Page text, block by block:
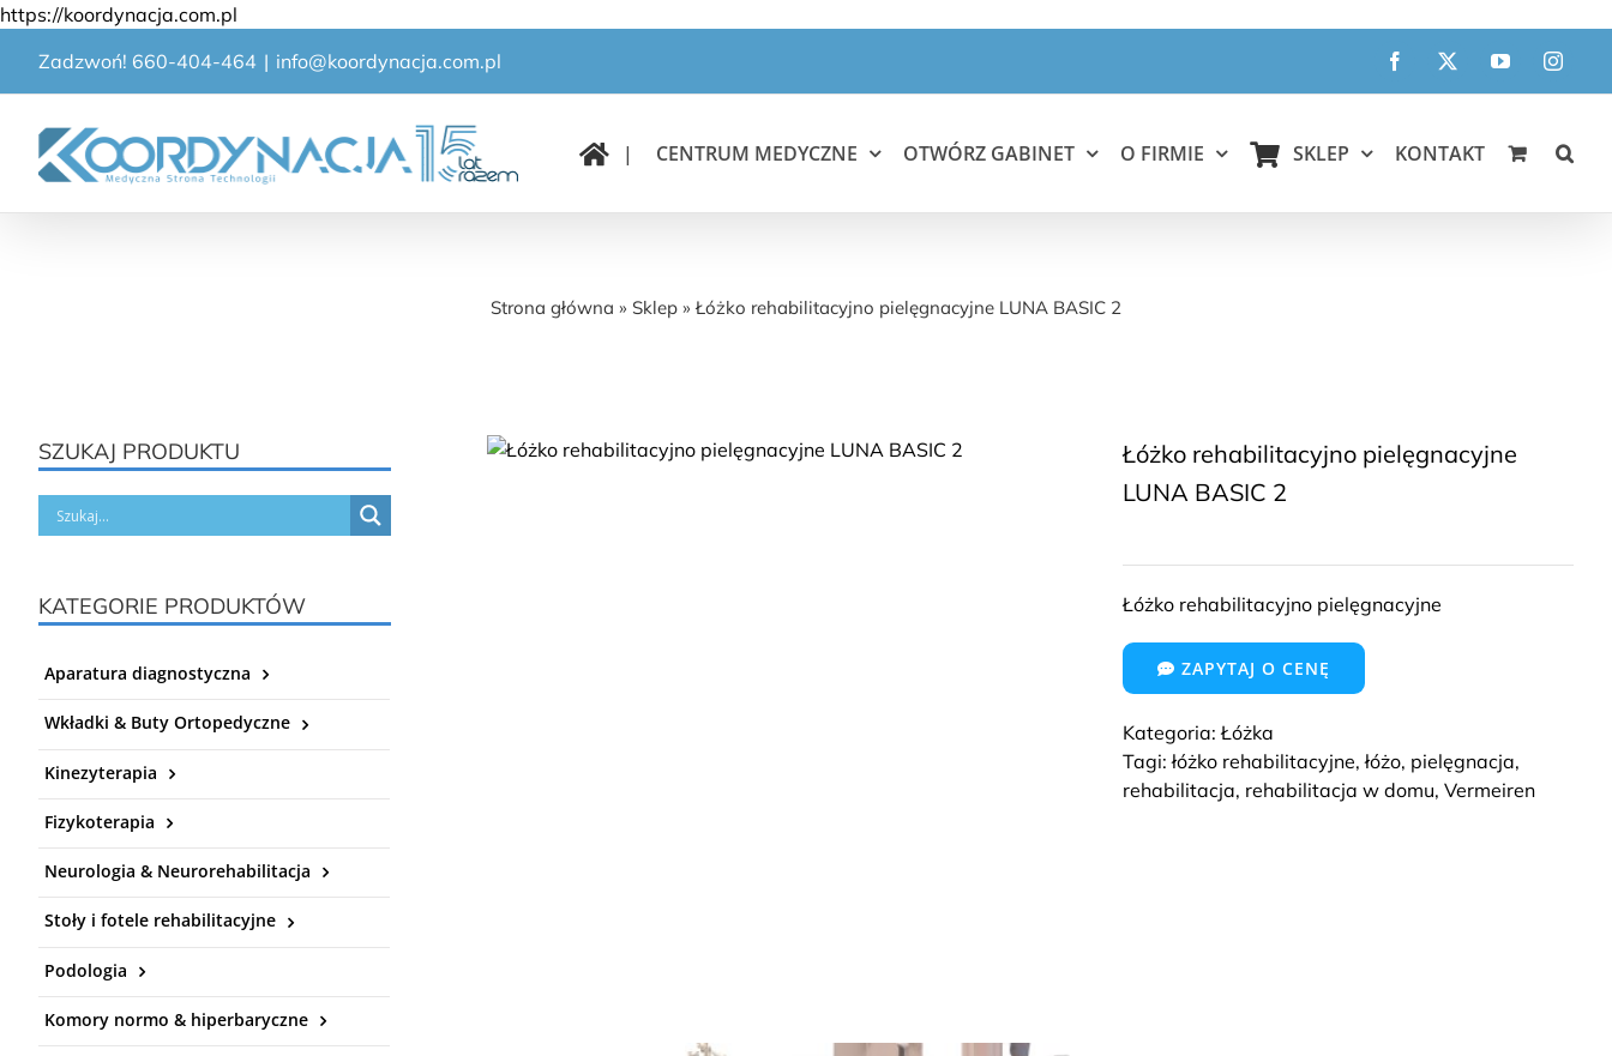
https://koordynacja.com.pl
zawartości
Zadzwoń! 660-404-464 | info@koordynacja.com.pl Facebook
X YouTube
| CENTRUM MEDYCZNE OTWÓRZ GABINET O FIRMIE SKLEP KONTAKT
Strona główna » Sklep »Łóżko rehabilitacyjno pielęgnacyjne LUNA BASIC 2
Łóżko rehabilitacyjno pielęgnacyjne
LUNA BASIC 2
Łóżko rehabilitacyjno pielęgnacyjne
ZAPYTAJ O CENĘ
Kategoria:Łóżka
Tagi:łóżko rehabilitacyjne,łóżo, pielęgnacja,
rehabilitacja, rehabilitacja w domu,Vermeiren
SZUKAJ PRODUKTU
KATEGORIE PRODUKTÓW
Aparatura diagnostyczna
Wkładki & Buty Ortopedyczne
Kinezyterapia
Fizykoterapia
Neurologia & Neurorehabilitacja
Stoły i fotele rehabilitacyjne
Podologia
Komory normo & hiperbaryczne